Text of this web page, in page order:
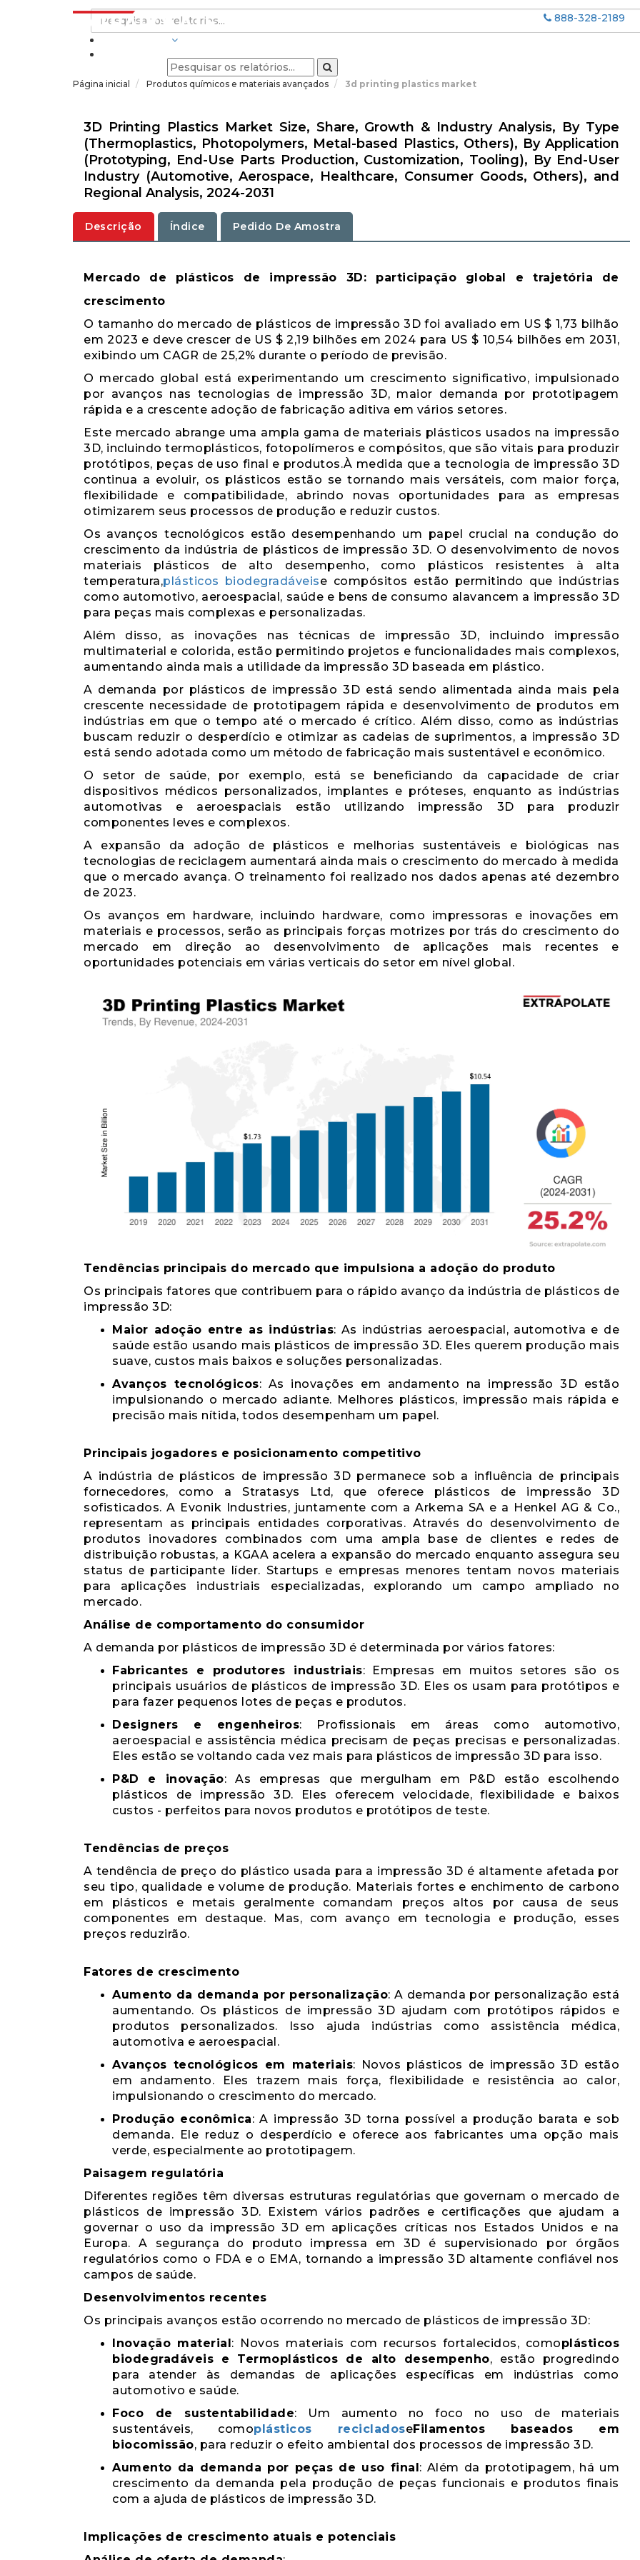
888-328-2189
Página inicial Produtos químicos e materiais avançados 3d printing plastics market
3D Printing Plastics Market Size, Share, Growth & Industry Analysis, By Type
(Thermoplastics, Photopolymers, Metal-based Plastics, Others), By Application
(Prototyping, End-Use Parts Production, Customization, Tooling), By End-User
Industry (Automotive, Aerospace, Healthcare, Consumer Goods, Others), and
Regional Analysis, 2024-2031
Descrição Índice Pedido De Amostra
Mercado de plásticos de impressão 3D: participação global e trajetória de
crescimento
O tamanho do mercado de plásticos de impressão 3D foi avaliado em US $ 1,73 bilhão
em 2023 e deve crescer de US $ 2,19 bilhões em 2024 para US $ 10,54 bilhões em 2031,
exibindo um CAGR de 25,2% durante o período de previsão.
O mercado global está experimentando um crescimento significativo, impulsionado
por avanços nas tecnologias de impressão 3D, maior demanda por prototipagem
rápida e a crescente adoção de fabricação aditiva em vários setores.
Este mercado abrange uma ampla gama de materiais plásticos usados ​​na impressão
3D, incluindo termoplásticos, fotopolímeros e compósitos, que são vitais para produzir
protótipos, peças de uso final e produtos.À medida que a tecnologia de impressão 3D
continua a evoluir, os plásticos estão se tornando mais versáteis, com maior força,
flexibilidade e compatibilidade, abrindo novas oportunidades para as empresas
otimizarem seus processos de produção e reduzir custos.
Os avanços tecnológicos estão desempenhando um papel crucial na condução do
crescimento da indústria de plásticos de impressão 3D. O desenvolvimento de novos
materiais plásticos de alto desempenho, como plásticos resistentes à alta
temperatura,plásticos biodegradáveise compósitos estão permitindo que indústrias
como automotivo, aeroespacial, saúde e bens de consumo alavancem a impressão 3D
para peças mais complexas e personalizadas.
Além disso, as inovações nas técnicas de impressão 3D, incluindo impressão
multimaterial e colorida, estão permitindo projetos e funcionalidades mais complexos,
aumentando ainda mais a utilidade da impressão 3D baseada em plástico.
A demanda por plásticos de impressão 3D está sendo alimentada ainda mais pela
crescente necessidade de prototipagem rápida e desenvolvimento de produtos em
indústrias em que o tempo até o mercado é crítico. Além disso, como as indústrias
buscam reduzir o desperdício e otimizar as cadeias de suprimentos, a impressão 3D
está sendo adotada como um método de fabricação mais sustentável e econômico.
O setor de saúde, por exemplo, está se beneficiando da capacidade de criar
dispositivos médicos personalizados, implantes e próteses, enquanto as indústrias
automotivas e aeroespaciais estão utilizando impressão 3D para produzir
componentes leves e complexos.
A expansão da adoção de plásticos e melhorias sustentáveis ​​e biológicas nas
tecnologias de reciclagem aumentará ainda mais o crescimento do mercado à medida
que o mercado avança. O treinamento foi realizado nos dados apenas até dezembro
de 2023.
Os avanços em hardware, incluindo hardware, como impressoras e inovações em
materiais e processos, serão as principais forças motrizes por trás do crescimento do
mercado em direção ao desenvolvimento de aplicações mais recentes e
oportunidades potenciais em várias verticais do setor em nível global.
Tendências principais do mercado que impulsiona a adoção do produto
Os principais fatores que contribuem para o rápido avanço da indústria de plásticos de
impressão 3D:
Maior adoção entre as indústrias: As indústrias aeroespacial, automotiva e de
saúde estão usando mais plásticos de impressão 3D. Eles querem produção mais
suave, custos mais baixos e soluções personalizadas.
Avanços tecnológicos: As inovações em andamento na impressão 3D estão
impulsionando o mercado adiante. Melhores plásticos, impressão mais rápida e
precisão mais nítida, todos desempenham um papel.
Principais jogadores e posicionamento competitivo
A indústria de plásticos de impressão 3D permanece sob a influência de principais
fornecedores, como a Stratasys Ltd, que oferece plásticos de impressão 3D
sofisticados. A Evonik Industries, juntamente com a Arkema SA e a Henkel AG & Co.,
representam as principais entidades corporativas. Através do desenvolvimento de
produtos inovadores combinados com uma ampla base de clientes e redes de
distribuição robustas, a KGAA acelera a expansão do mercado enquanto assegura seu
status de participante líder. Startups e empresas menores tentam novos materiais
para aplicações industriais especializadas, explorando um campo ampliado no
mercado.
Análise de comportamento do consumidor
A demanda por plásticos de impressão 3D é determinada por vários fatores:
Fabricantes e produtores industriais: Empresas em muitos setores são os
principais usuários de plásticos de impressão 3D. Eles os usam para protótipos e
para fazer pequenos lotes de peças e produtos.
Designers e engenheiros: Profissionais em áreas como automotivo,
aeroespacial e assistência médica precisam de peças precisas e personalizadas.
Eles estão se voltando cada vez mais para plásticos de impressão 3D para isso.
P&D e inovação: As empresas que mergulham em P&D estão escolhendo
plásticos de impressão 3D. Eles oferecem velocidade, flexibilidade e baixos
custos - perfeitos para novos produtos e protótipos de teste.
Tendências de preços
A tendência de preço do plástico usada para a impressão 3D é altamente afetada por
seu tipo, qualidade e volume de produção. Materiais fortes e enchimento de carbono
em plásticos e metais geralmente comandam preços altos por causa de seus
componentes em destaque. Mas, com avanço em tecnologia e produção, esses
preços reduzirão.
Fatores de crescimento
Aumento da demanda por personalização: A demanda por personalização está
aumentando. Os plásticos de impressão 3D ajudam com protótipos rápidos e
produtos personalizados. Isso ajuda indústrias como assistência médica,
automotiva e aeroespacial.
Avanços tecnológicos em materiais: Novos plásticos de impressão 3D estão
em andamento. Eles trazem mais força, flexibilidade e resistência ao calor,
impulsionando o crescimento do mercado.
Produção econômica: A impressão 3D torna possível a produção barata e sob
demanda. Ele reduz o desperdício e oferece aos fabricantes uma opção mais
verde, especialmente ao prototipagem.
Paisagem regulatória
Diferentes regiões têm diversas estruturas regulatórias que governam o mercado de
plásticos de impressão 3D. Existem vários padrões e certificações que ajudam a
governar o uso da impressão 3D em aplicações críticas nos Estados Unidos e na
Europa. A segurança do produto impressa em 3D é supervisionado por órgãos
regulatórios como o FDA e o EMA, tornando a impressão 3D altamente confiável nos
campos de saúde.
Desenvolvimentos recentes
Os principais avanços estão ocorrendo no mercado de plásticos de impressão 3D:
Inovação material: Novos materiais com recursos fortalecidos, comoplásticos
biodegradáveis ​​e
Termoplásticos de alto desempenho, estão progredindo
para atender às demandas de aplicações específicas em indústrias como
automotivo e saúde.
Foco de sustentabilidade: Um aumento no foco no uso de materiais
sustentáveis, comoplásticos recicladoseFilamentos baseados em
biocomissão, para reduzir o efeito ambiental dos processos de impressão 3D.
Aumento da demanda por peças de uso final: Além da prototipagem, há um
crescimento da demanda pela produção de peças funcionais e produtos finais
com a ajuda de plásticos de impressão 3D.
Implicações de crescimento atuais e potenciais